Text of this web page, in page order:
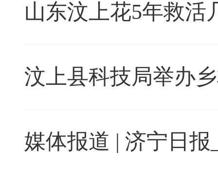
山东汶上花5年救活
汶上县科技局举办
媒体报道 | 济宁日报